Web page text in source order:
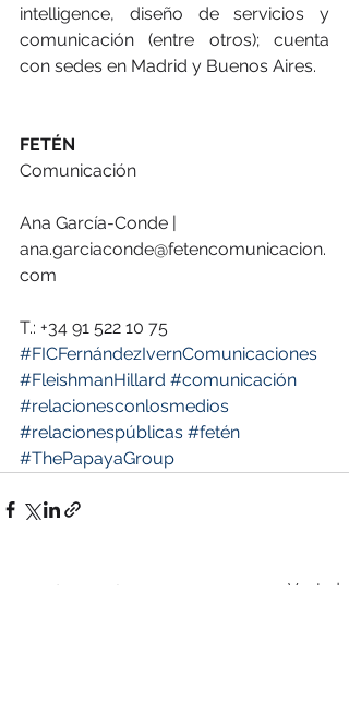
intelligence, diseño de servicios y
comunicación (entre otros); cuenta
con sedes en Madrid y Buenos Aires.
FETÉN
Comunicación
Ana García-Conde |
ana.garciaconde@fetencomunicacion.
com
T.: +34 91 522 10 75
#FICFernándezIvernComunicaciones
#FleishmanHillard #comunicación
#relacionesconlosmedios
#relacionespúblicas #fetén
#ThePapayaGroup
Entradas recientes Ver todo